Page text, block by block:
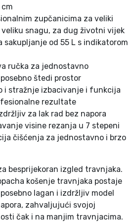
zupčanicima za veliki
snagu, za dug životni vijek
sakupljanje od 55 L s indikatorom
ručka za jednostavno
štedi prostor
i stražnje izbacivanje i funkcija
rezultate
za lak rad bez napora
visine rezanja u 7 stepeni
čišćenja za jednostavno i brzo
besprijekoran izgled travnjaka.
košenje travnjaka postaje
lagan i izdržljiv model
zahvaljujući svojoj
čak i na manjim travnjacima.